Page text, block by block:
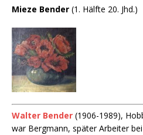
Mieze Bender (1. Hälfte 20. Jhd.)
Walter Bender (1906-1989),
war Bergmann, später Arbeiter